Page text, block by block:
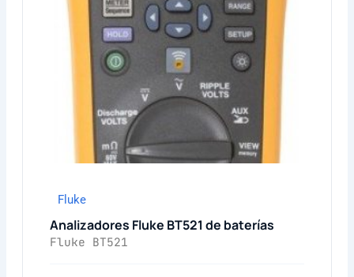
Fluke
Analizadores Fluke BT521 de baterías
Fluke BT521